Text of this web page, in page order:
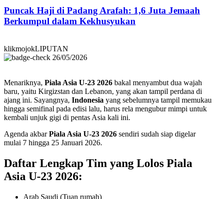
Puncak Haji di Padang Arafah: 1,6 Juta Jemaah
Berkumpul dalam Kekhusyukan
klikmojokLIPUTAN
26/05/2026
Menariknya, Piala Asia U-23 2026 bakal menyambut dua wajah
baru, yaitu Kirgizstan dan Lebanon, yang akan tampil perdana di
ajang ini. Sayangnya, Indonesia yang sebelumnya tampil memukau
hingga semifinal pada edisi lalu, harus rela mengubur mimpi untuk
kembali unjuk gigi di pentas Asia kali ini.
Agenda akbarPiala Asia U-23 2026 sendiri sudah siap digelar
mulai 7 hingga 25 Januari 2026.
Daftar Lengkap Tim yang Lolos Piala
Asia U-23 2026:
Arab Saudi (Tuan rumah)